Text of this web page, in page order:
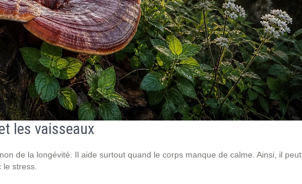
les vaisseaux
de la longévité. Il aide surtout quand le corps manque de calme. Ainsi, il peut
stress.